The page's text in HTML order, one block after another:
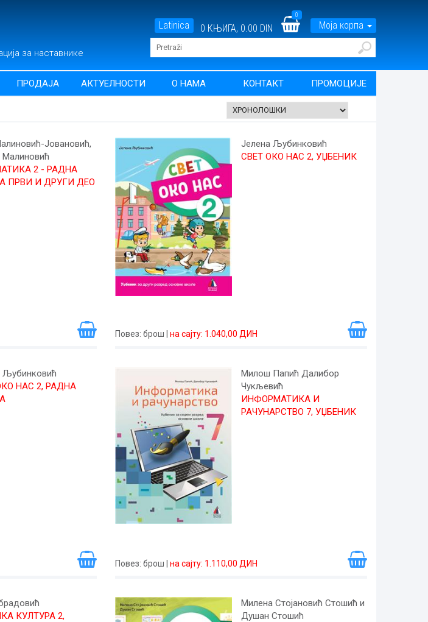
Latinica 0 КЊИГА, 0.00 DIN
0
Моја корпа
за наставнике
ПРОДАЈА АКТУЕЛНОСТИ О НАМА КОНТАКТ ПРОМОЦИЈЕ
Јовановић,
Малиновић
2 - РАДНА
ПРВИ И ДРУГИ ДЕО
Јелена Љубинковић
СВЕТ ОКО НАС 2, УЏБЕНИК
Повез: брош на сајту: 1.040,00 ДИН
Љубинковић
НАС 2, РАДНА
Милош Папић Далибор
Чукљевић
ИНФОРМАТИКА И
РАЧУНАРСТВО 7, УЏБЕНИК
Повез: брош на сајту: 1.110,00 ДИН
КУЛТУРА 2,
Милена Стојановић Стошић и
Душан Стошић